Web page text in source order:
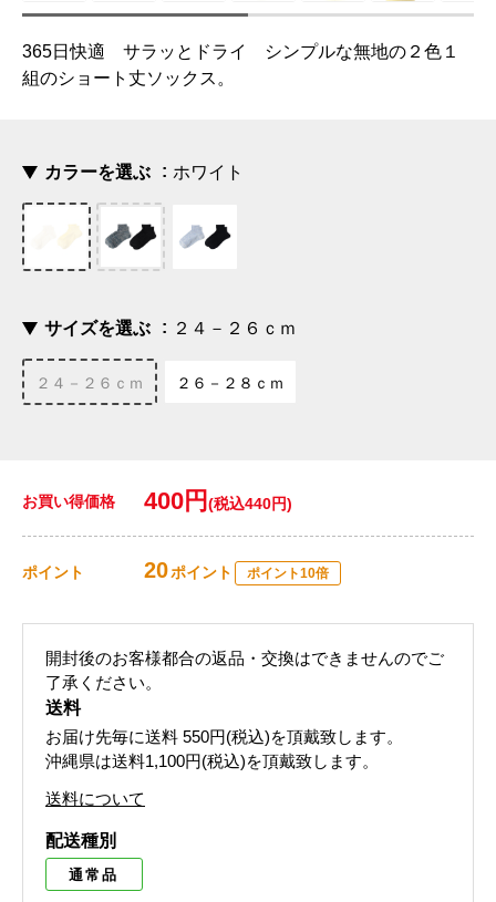
365日快適 サラッとドライ シンプルな無地の２色１
組のショート丈ソックス。
カラーを選ぶ ホワイト
サイズを選ぶ ２４－２６ｃｍ
２４－２６ｃｍ ２６－２８ｃｍ
お買い得価格 400円 (税込440円)
ポイント 20ポイント ポイント10倍
開封後のお客様都合の返品・交換はできませんのでご
了承ください。
送料
お届け先毎に送料 550円(税込)を頂戴致します。
沖縄県は送料1,100円(税込)を頂戴致します。
送料について
配送種別
通常品